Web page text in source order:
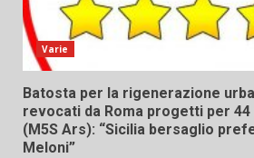
Varie
Batosta per la rigenerazione
revocati da Roma progetti per
(M5S Ars): “Sicilia bersaglio
Meloni”